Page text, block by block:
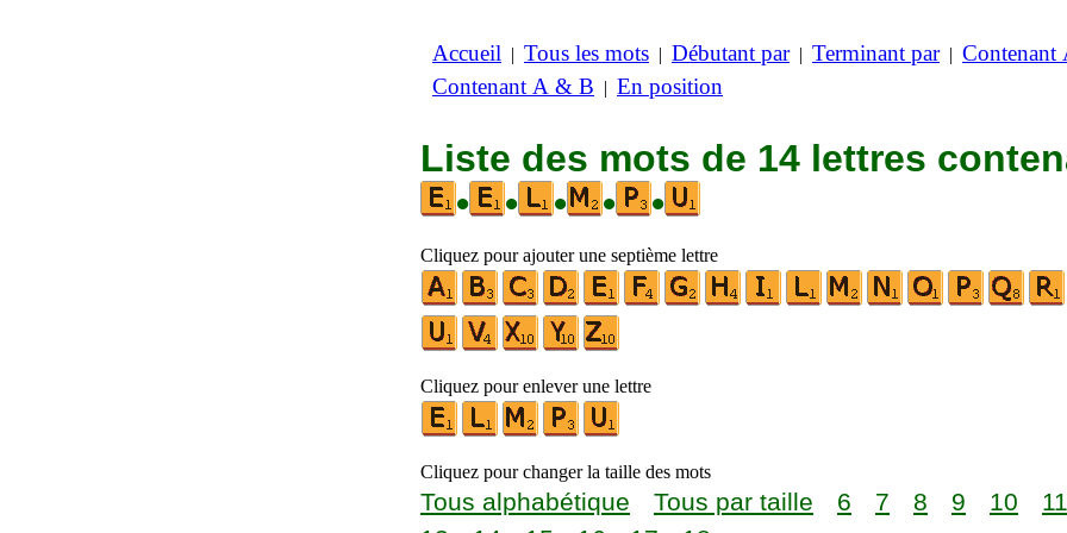
Accueil | Tous les mots | Débutant par| Terminant par| Contenant
Contenant A & B | En position
Liste des mots de 14 lettres
•
• • • •
Cliquez pour ajouter une septième lettre
Cliquez pour enlever une lettre
Cliquez pour changer la taille des mots
Tous alphabétique Tous par taille 6 7 8 9 10 11